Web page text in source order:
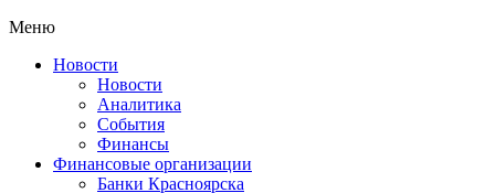
Меню
Новости
Новости
Аналитика
События
Финансы
Финансовые организации
Банки Красноярска